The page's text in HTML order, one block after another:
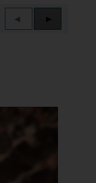
Précédent
Reviews
◄
Suivant
Reviews
►
and next buttons to